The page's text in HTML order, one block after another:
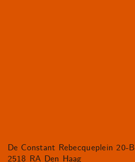
De Constant Rebecqueplein 20-B
2518 RA Den Haag